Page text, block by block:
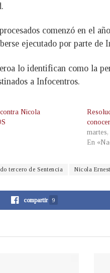
comenzó en el
ejecutado por parte de
lo identifican como la
a Infocentros.
Nicola
En
tercero de Sentencia Nicola
compartir 9